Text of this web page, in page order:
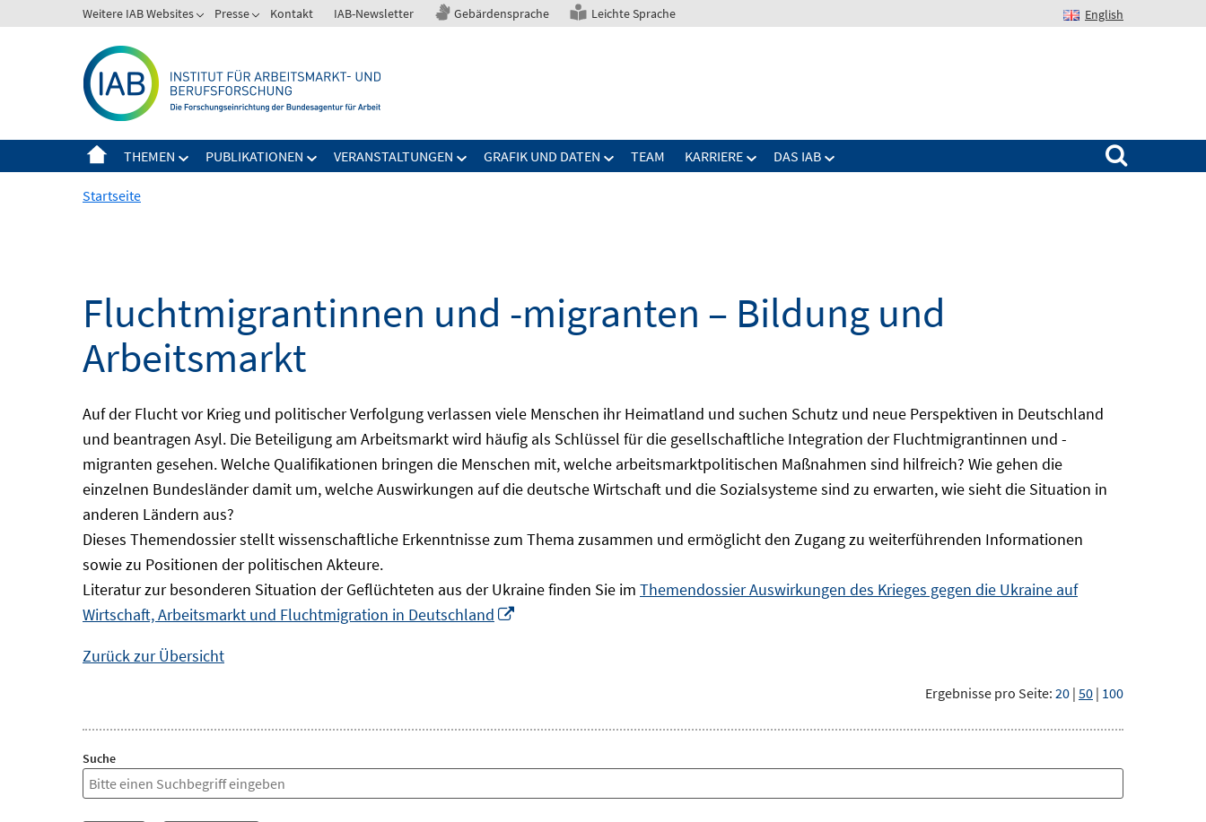
zum
Weitere IAB Websites Presse Kontakt IAB-Newsletter Gebärdensprache Leichte Sprache English
THEMEN PUBLIKATIONEN VERANSTALTUNGEN GRAFIK UND DATEN TEAM KARRIERE DAS IAB
Suchen nach:
Startseite
Fluchtmigrantinnen und -migranten – Bildung und
Arbeitsmarkt
Auf der Flucht vor Krieg und politischer Verfolgung verlassen viele Menschen ihr Heimatland und suchen Schutz und neue Perspektiven in Deutschland
und beantragen Asyl. Die Beteiligung am Arbeitsmarkt wird häufig als Schlüssel für die gesellschaftliche Integration der Fluchtmigrantinnen und -
migranten gesehen. Welche Qualifikationen bringen die Menschen mit, welche arbeitsmarktpolitischen Maßnahmen sind hilfreich? Wie gehen die
einzelnen Bundesländer damit um, welche Auswirkungen auf die deutsche Wirtschaft und die Sozialsysteme sind zu erwarten, wie sieht die Situation in
anderen Ländern aus?
Dieses Themendossier stellt wissenschaftliche Erkenntnisse zum Thema zusammen und ermöglicht den Zugang zu weiterführenden Informationen
sowie zu Positionen der politischen Akteure.
Literatur zur besonderen Situation der Geflüchteten aus der Ukraine finden Sie im Themendossier Auswirkungen des Krieges gegen die Ukraine auf
Wirtschaft, Arbeitsmarkt und Fluchtmigration in Deutschland
Zurück zur Übersicht
Ergebnisse pro Seite: 20 | 50 | 100
Suche